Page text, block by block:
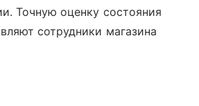
Точную оценку состояния
сотрудники магазина